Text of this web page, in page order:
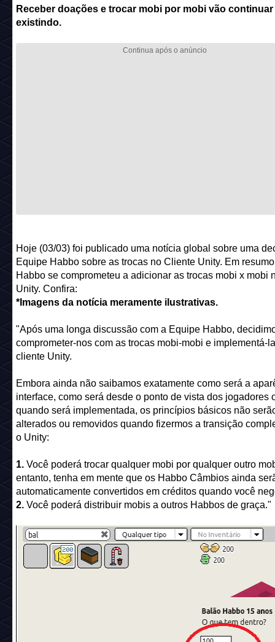
Receber doações e trocar mobi por mobi vão continuar
existindo.
Hoje (03/03) foi publicado uma notícia global sobre uma
Equipe Habbo sobre as trocas no Cliente Unity. Em
Habbo se comprometeu a adicionar as trocas mobi x mobi
Unity. Confira:
*Imagens da notícia meramente ilustrativas.
"Após uma longa discussão com a Equipe Habbo,
comprometer-nos com as trocas mobi-mobi e implementá-
cliente Unity.
Embora ainda não saibamos exatamente como será a
interface, como será desde o ponto de vista dos jogadores
quando será implementada, os princípios básicos não
alterados ou removidos quando fizermos a transição
o Unity:
1. Você poderá trocar qualquer mobi por qualquer outro
entanto, tenha em mente que os Habbo Câmbios ainda
automaticamente convertidos em créditos quando você
2. Você poderá distribuir mobis a outros Habbos de graça."